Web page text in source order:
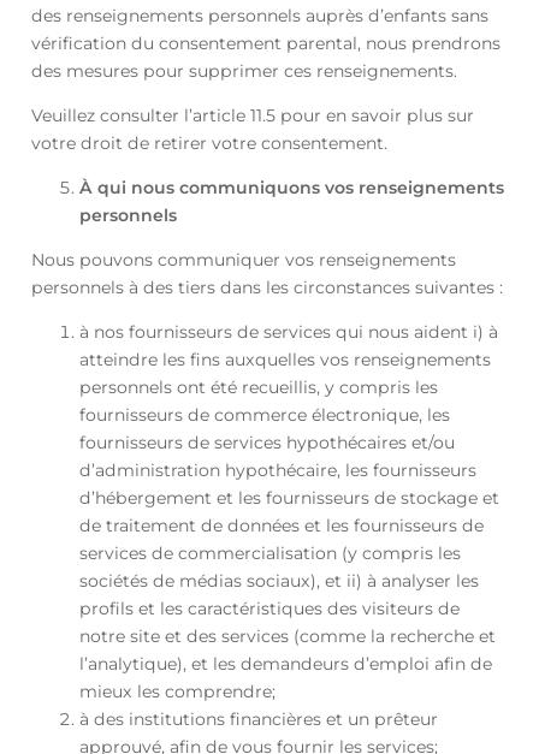
des renseignements personnels auprès d’enfants sans
vérification du consentement parental, nous prendrons
des mesures pour supprimer ces renseignements.
Veuillez consulter l’article 11.5 pour en savoir plus sur
votre droit de retirer votre consentement.
À qui nous communiquons vos renseignements
personnels
Nous pouvons communiquer vos renseignements
personnels à des tiers dans les circonstances suivantes :
à nos fournisseurs de services qui nous aident i) à
atteindre les fins auxquelles vos renseignements
personnels ont été recueillis, y compris les
fournisseurs de commerce électronique, les
fournisseurs de services hypothécaires et/ou
d’administration hypothécaire, les fournisseurs
d’hébergement et les fournisseurs de stockage et
de traitement de données et les fournisseurs de
services de commercialisation (y compris les
sociétés de médias sociaux), et ii) à analyser les
profils et les caractéristiques des visiteurs de
notre site et des services (comme la recherche et
l’analytique), et les demandeurs d’emploi afin de
mieux les comprendre;
à des institutions financières et un prêteur
approuvé, afin de vous fournir les services;